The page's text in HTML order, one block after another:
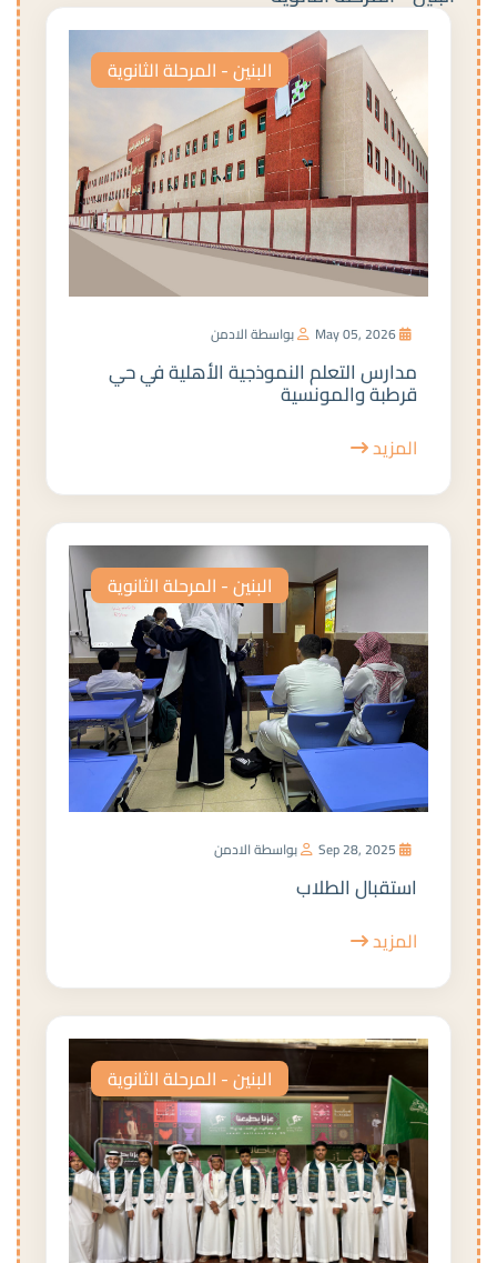
البنين - المرحلة الثانوية
بواسطة الادمن
مدارس التعلم النموذجية الأهلية في حي
قرطبة والمونسية
المزيد
البنين - المرحلة الثانوية
بواسطة الادمن
استقبال الطلاب
المزيد
البنين - المرحلة الثانوية